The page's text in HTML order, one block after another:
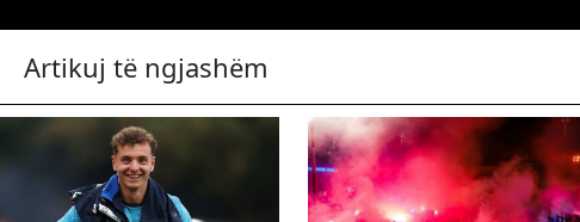
Artikuj të ngjashëm